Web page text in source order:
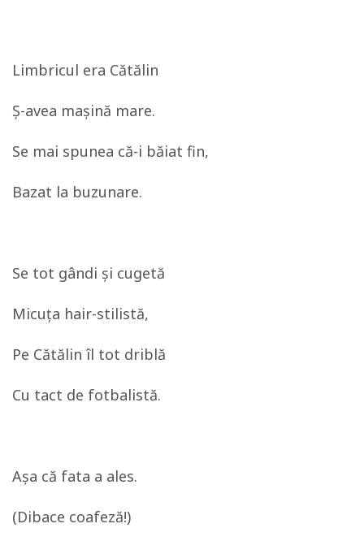
Limbricul era Cătălin
Ş-avea maşină mare.
Se mai spunea că-i băiat fin,
Bazat la buzunare.
Se tot gândi şi cugetă
Micuţa hair-stilistă,
Pe Cătălin îl tot driblă
Cu tact de fotbalistă.
Aşa că fata a ales.
(Dibace coafeză!)